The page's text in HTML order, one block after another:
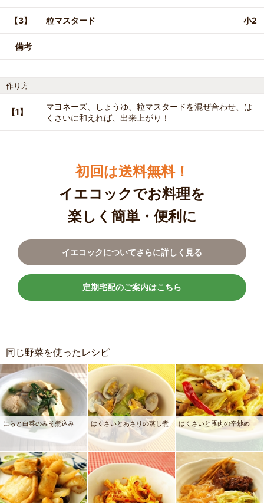
【3】 粒マスタード 小2
備考
作り方
【1】
マヨネーズ、しょうゆ、粒マスタードを混ぜ合わせ、は
くさいに和えれば、出来上がり！
初回は送料無料！
イエコックでお料理を
楽しく簡単・便利に
イエコックについてさらに詳しく見る
定期宅配のご案内はこちら
同じ野菜を使ったレシピ
にらと白菜のみそ煮込み はくさいとあさりの蒸し煮 はくさいと豚肉の辛炒め